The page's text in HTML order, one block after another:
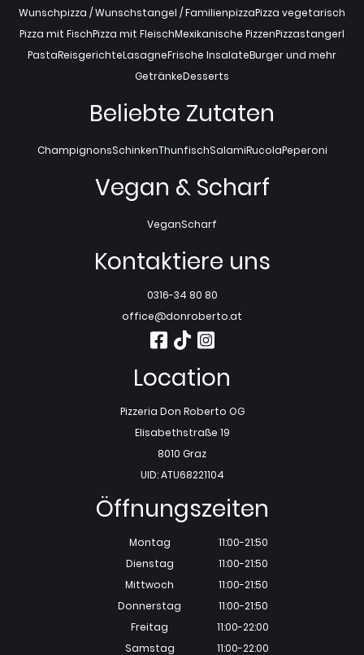
Wunschpizza / Wunschstangel / FamilienpizzaPizza vegetarisch
Pizza mit FischPizza mit FleischMexikanische PizzenPizzastangerl
PastaReisgerichteLasagneFrische InsalateBurger und mehr
GetränkeDesserts
Beliebte Zutaten
ChampignonsSchinkenThunfischSalamiRucolaPeperoni
Vegan & Scharf
VeganScharf
Kontaktiere uns
0316-34 80 80
office@donroberto.at
Location
Pizzeria Don Roberto OG
Elisabethstraße 19
8010 Graz
UID: ATU68221104
Öffnungszeiten
Montag
Dienstag
Mittwoch
Donnerstag
Freitag
Samstag
11:00-21:50
11:00-21:50
11:00-21:50
11:00-21:50
11:00-22:00
11:00-22:00